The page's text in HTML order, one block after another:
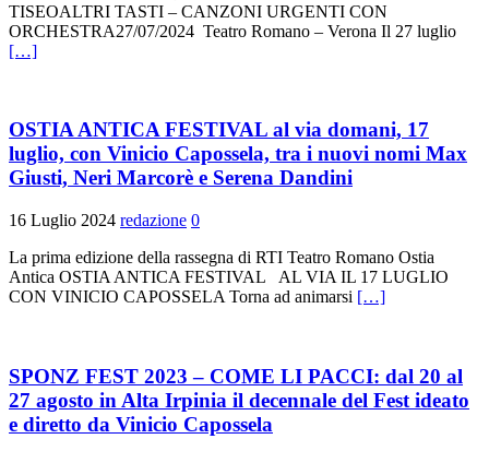
TISEOALTRI TASTI – CANZONI URGENTI CON
ORCHESTRA27/07/2024 Teatro Romano – Verona Il 27 luglio
[…]
OSTIA ANTICA FESTIVAL al via domani, 17
luglio, con Vinicio Capossela, tra i nuovi nomi Max
Giusti, Neri Marcorè e Serena Dandini
16 Luglio 2024 redazione 0
La prima edizione della rassegna di RTI Teatro Romano Ostia
Antica OSTIA ANTICA FESTIVAL AL VIA IL 17 LUGLIO
CON VINICIO CAPOSSELA Torna ad animarsi […]
SPONZ FEST 2023 – COME LI PACCI: dal 20 al
27 agosto in Alta Irpinia il decennale del Fest ideato
e diretto da Vinicio Capossela